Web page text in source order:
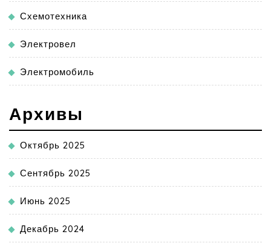
Схемотехника
Электровел
Электромобиль
Архивы
Октябрь 2025
Сентябрь 2025
Июнь 2025
Декабрь 2024